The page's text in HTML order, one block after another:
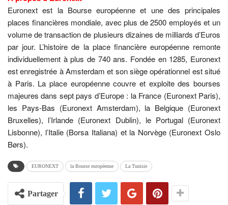
Euronext est la Bourse européenne et une des principales
places financières mondiale, avec plus de 2500 employés et un
volume de transaction de plusieurs dizaines de milliards d’Euros
par jour. L’histoire de la place financière européenne remonte
individuellement à plus de 740 ans. Fondée en 1285, Euronext
est enregistrée à Amsterdam et son siège opérationnel est situé
à Paris. La place européenne couvre et exploite des bourses
majeures dans sept pays d’Europe : la France (Euronext Paris),
les Pays-Bas (Euronext Amsterdam), la Belgique (Euronext
Bruxelles), l’Irlande (Euronext Dublin), le Portugal (Euronext
Lisbonne), l’Italie (Borsa Italiana) et la Norvège (Euronext Oslo
Børs).
EURONEXT la Bourse européenne La Tunisie
Partager